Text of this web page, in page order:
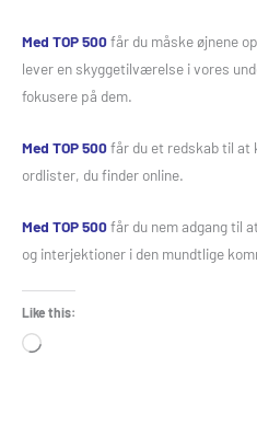
Med TOP 500får du måske øjnene
lever en skyggetilværelse i vores
fokusere på dem.
Med TOP 500får du et redskab til at
ordlister, du finder online.
Med TOP 500får du nem adgang til
og interjektioner i den mundtlige
Like this:
Loading…